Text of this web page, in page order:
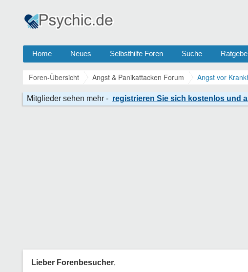
Home Neues Selbsthilfe Foren Suche
Foren-Übersicht Angst & Panikattacken Forum Angst vor
Lieber Forenbesucher,